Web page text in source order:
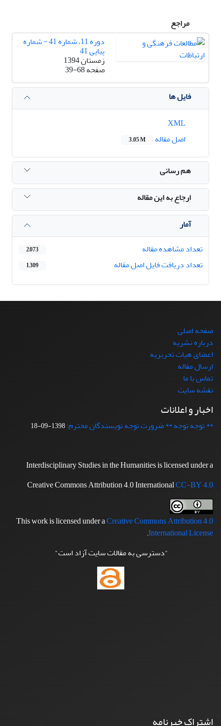
مراجع
دوره 11، شماره 41 - شماره
پیاپی 41
زمستان 1394
صفحه39-68
فایل ها
اصل مقاله
3.05 M
هم رسانی
ارجاع به این مقاله
آمار
تعداد مشاهده مقاله
2,073
تعداد دریافت فایل اصل مقاله 1,309
صفحه اصلی
درباره نشریه
اعضای هیات تحریریه
ارسال مقاله
تماس با ما
نقشه سایت
اخبار و اعلانات
** توجه توجه ** ضرورت توجه نویسندگان محترم:1398-09-18
Interdisciplinary Studies in the Humanities is licensed under a
Creative Commons Attribution 4.0 InternationalCC-BY 4.0
This work is licensed under aCreative Commons Attribution 4.0
International License
.
"دسترسی به مقالات سایت آزاد است"
اشتراک خبرنامه